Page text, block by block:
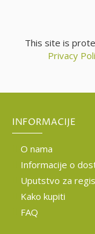
This site is
Privacy
INFORMACIJE
O nama
Informacije o
Uputstvo za
Kako kupiti
FAQ